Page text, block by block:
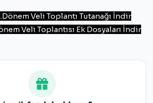
Veli Toplantı Tutanağı İndir
Veli Toplantısı Ek Dosyaları İndir